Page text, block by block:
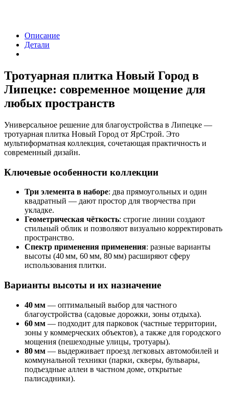
Описание
Детали
Тротуарная плитка Новый Город в
Липецке: современное мощение для
любых пространств
Универсальное решение для благоустройства в Липецке —
тротуарная плитка Новый Город от ЯрСтрой. Это
мультиформатная коллекция, сочетающая практичность и
современный дизайн.
Ключевые особенности коллекции
Три элемента в наборе: два прямоугольных и один
квадратный — дают простор для творчества при
укладке.
Геометрическая чёткость: строгие линии создают
стильный облик и позволяют визуально корректировать
пространство.
Спектр применения применения: разные варианты
высоты (40 мм, 60 мм, 80 мм) расширяют сферу
использования плитки.
Варианты высоты и их назначение
40 мм — оптимальный выбор для частного
благоустройства (садовые дорожки, зоны отдыха).
60 мм — подходит для парковок (частные территории,
зоны у коммерческих объектов), а также для городского
мощения (пешеходные улицы, тротуары).
80 мм — выдерживает проезд легковых автомобилей и
коммунальной техники (парки, скверы, бульвары,
подъездные аллеи в частном доме, открытые
палисадники).